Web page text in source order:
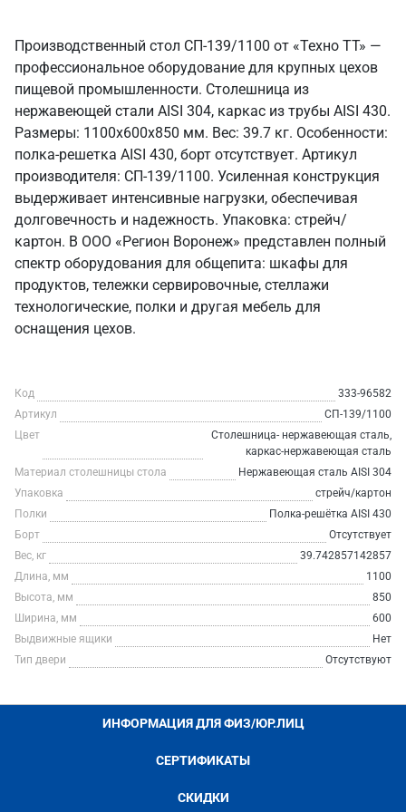
Производственный стол СП-139/1100 от «Техно ТТ» —
профессиональное оборудование для крупных цехов
пищевой промышленности. Столешница из
нержавеющей стали AISI 304, каркас из трубы AISI 430.
Размеры: 1100x600x850 мм. Вес: 39.7 кг. Особенности:
полка-решетка AISI 430, борт отсутствует. Артикул
производителя: СП-139/1100. Усиленная конструкция
выдерживает интенсивные нагрузки, обеспечивая
долговечность и надежность. Упаковка: стрейч/
картон. В ООО «Регион Воронеж» представлен полный
спектр оборудования для общепита: шкафы для
продуктов, тележки сервировочные, стеллажи
технологические, полки и другая мебель для
оснащения цехов.
Код
333-96582
Артикул
СП-139/1100
Цвет
Столешница- нержавеющая сталь,
каркас-нержавеющая сталь
Материал столешницы стола
Нержавеющая сталь AISI 304
Упаковка
стрейч/картон
Полки
Полка-решётка AISI 430
Борт
Отсутствует
Вес, кг
39.742857142857
Длина, мм
1100
Высота, мм
850
Ширина, мм
600
Выдвижные ящики
Нет
Тип двери
Отсутствуют
ИНФОРМАЦИЯ ДЛЯ ФИЗ/ЮР.ЛИЦ
СЕРТИФИКАТЫ
СКИДКИ